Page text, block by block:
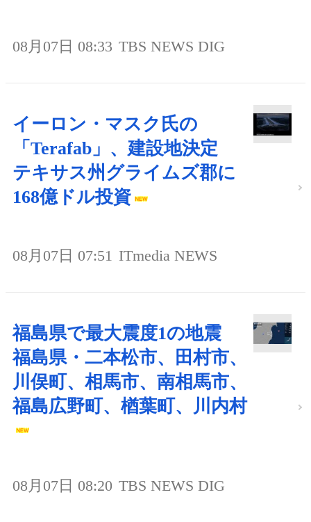
08月07日 08:33 TBS NEWS DIG
イーロン・マスク氏の
「Terafab」、建設地決定
テキサス州グライムズ郡に
168億ドル投資
08月07日 07:51 ITmedia NEWS
福島県で最大震度1の地震
福島県・二本松市、田村市、
川俣町、相馬市、南相馬市、
福島広野町、楢葉町、川内村
08月07日 08:20 TBS NEWS DIG